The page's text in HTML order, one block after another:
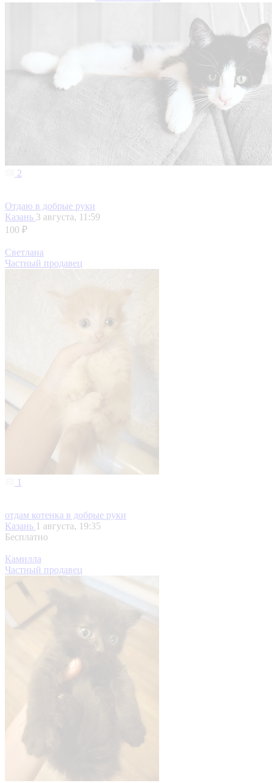
2
Отдаю в добрые руки
Казань 3 августа, 11:59
100 ₽
Светлана
Частный продавец
1
отдам котенка в добрые руки
Казань 1 августа, 19:35
Бесплатно
Камилла
Частный продавец